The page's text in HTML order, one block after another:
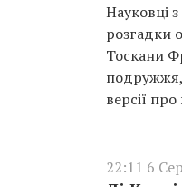
Науковці
розгадки
Тоскани
подружжя,
версії
22:11 6